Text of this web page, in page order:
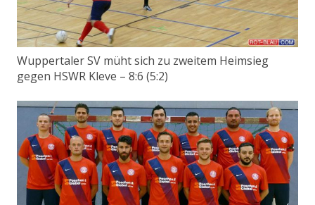
Wuppertaler SV müht sich zu zweitem Heimsieg
gegen HSWR Kleve – 8:6 (5:2)